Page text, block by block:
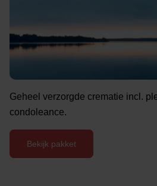
Geheel verzorgde crematie incl.
condoleance.
Bekijk pakket